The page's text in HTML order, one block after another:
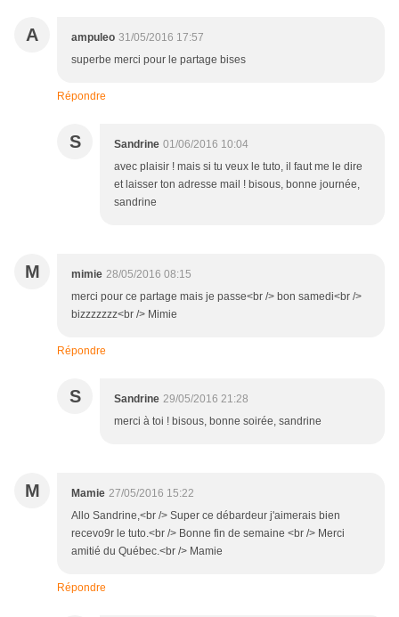
A ampuleo 31/05/2016 17:57
superbe merci pour le partage bises
Répondre
S Sandrine 01/06/2016 10:04
avec plaisir ! mais si tu veux le tuto, il faut me le dire
et laisser ton adresse mail ! bisous, bonne journée,
sandrine
M mimie 28/05/2016 08:15
merci pour ce partage mais je passe<br /> bon samedi<br />
bizzzzzzz<br /> Mimie
Répondre
S Sandrine 29/05/2016 21:28
merci à toi ! bisous, bonne soirée, sandrine
M Mamie 27/05/2016 15:22
Allo Sandrine,<br /> Super ce débardeur j'aimerais bien
recevo9r le tuto.<br /> Bonne fin de semaine <br /> Merci
amitié du Québec.<br /> Mamie
Répondre